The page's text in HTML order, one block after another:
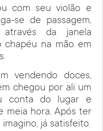
com seu violão e
se de passagem,
através da janela
na mão em
vendendo doces,
chegou por ali um
conta do lugar e
meia hora. Após ter
já satisfeito.